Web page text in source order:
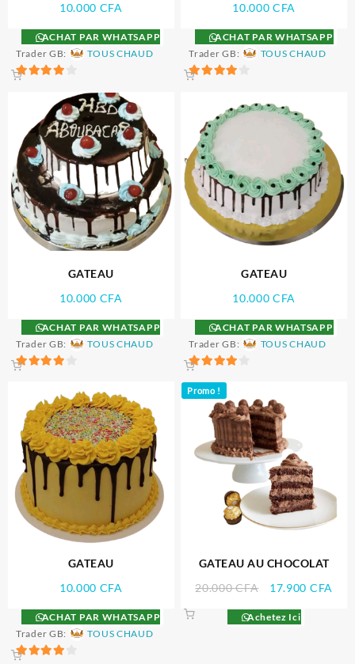
10.000 CFA
ACHAT PAR WHATSAPP
Trader GB:
TOUS CHAUD
10.000CFA
ACHAT PAR WHATSAPP
Trader GB:
TOUS CHAUD
GATEAU
10.000 CFA
ACHAT PAR WHATSAPP
Trader GB:
TOUS CHAUD
GATEAU
10.000CFA
ACHAT PAR WHATSAPP
Trader GB:
TOUS CHAUD
sur 5
GATEAU
10.000 CFA
ACHAT PAR WHATSAPP
Trader GB:
TOUS CHAUD
Promo !
GATEAU AU CHOCOLAT
20.000CFA
Le
initial
17.900 CFA
Achetez Ici